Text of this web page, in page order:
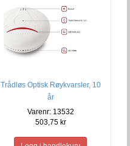
Trådløs Optisk Røykvarsler, 10
år
Varenr: 13532
503,75 kr